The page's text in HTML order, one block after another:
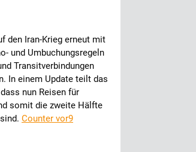
den Iran-Krieg erneut mit
und Umbuchungsregeln
Transitverbindungen
In einem Update teilt das
nun Reisen für
somit die zweite Hälfte
Counter vor9